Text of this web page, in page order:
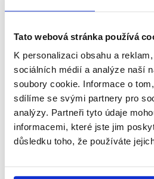
Tato webová stránka používá
K personalizaci obsahu a
sociálních médií a analýze naší
soubory cookie. Informace o
sdílíme se svými partnery pro
analýzy. Partneři tyto údaje
informacemi, které jste jim
důsledku toho, že používáte
Miloš
Zeman
Největšími
Amerika,
Brazílie,
Evropské
celkovém
slovy devíti
Týden s